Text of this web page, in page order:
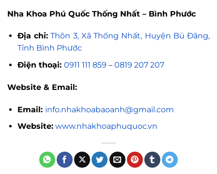
Nha Khoa Phú Quốc Thống Nhất – Bình Phước
Địa chỉ: Thôn 3, Xã Thống Nhất, Huyện Bù Đăng,
Tỉnh Bình Phước
Điện thoại: 0911 111 859 – 0819 207 207
Website & Email:
Email: info.nhakhoabaoanh@gmail.com
Website: www.nhakhoaphuquoc.vn